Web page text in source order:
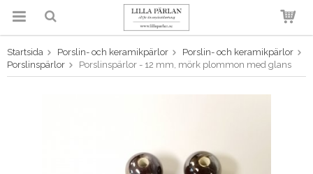
Produkten har blivit tillagd i
varukorgen
Startsida Porslin- och keramikpärlor
Porslin- och keramikpärlor
Porslinspärlor
Porslinspärlor - 12 mm, mörk plommon med glans